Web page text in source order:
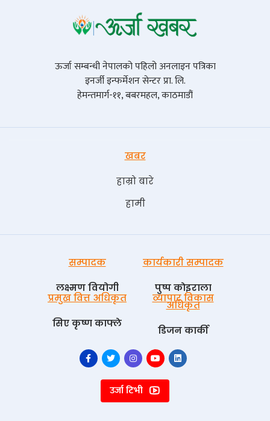
ऊर्जा सम्बन्धी नेपालको पहिलो अनलाइन पत्रिका
इनर्जी इन्फर्मेशन सेन्टर प्रा. लि.
हेमन्तमार्ग-११, बबरमहल, काठमाडौं
खबर
हाम्रो बारे
हामी
सम्पादक
लक्ष्मण वियोगी
कार्यकारी सम्पादक
पुष्प काेइराला
प्रमुख वित्त अधिकृत
सिए कृष्ण काफ्ले
व्यापार विकास
अधिकृत
डिजन कार्की
उर्जा टिभी